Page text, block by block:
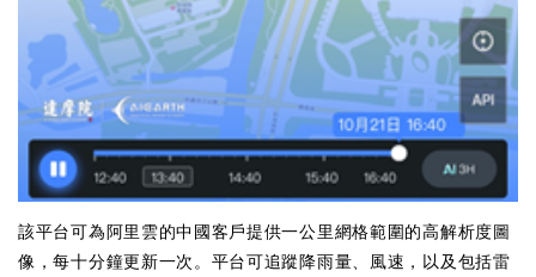
該平台可為阿里雲的中國客戶提供一公里網格範圍的高解析度圖
像，每十分鐘更新一次。平台可追蹤降雨量、風速，以及包括雷